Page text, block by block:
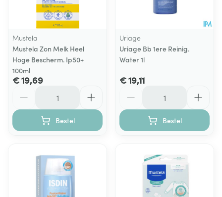
Mustela
Mustela Zon Melk Heel
Hoge Bescherm. Ip50+
100ml
€ 19,69
Bestel
Uriage
Uriage Bb 1ere Reinig.
Water 1l
€ 19,11
Bestel